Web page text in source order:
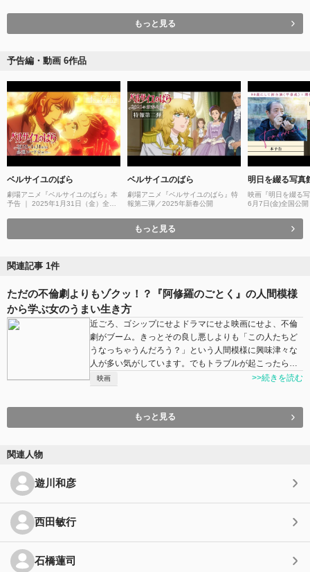
もっと見る
予告編・動画 6作品
ベルサイユのばら
劇場アニメ『ベルサイユのばら』本
予告 ｜ 2025年1月31日（金）全国
ベルサイユのばら
劇場アニメ『ベルサイユのばら』特
報第二弾／2025年新春公開
明日を綴る写真
映画『明日を綴る
6月7日(金)全国公開
もっと見る
関連記事 1件
ただの不倫劇よりもゾクッ！？『阿修羅のごとく』の人間模様
から学ぶ女のうまい生き方
近ごろ、ゴシップにせよドラマにせよ映画にせよ、不倫
劇がブーム。きっとその良し悪しよりも「この人たちど
うなっちゃうんだろう？」という人間模様に興味津々な
人が多い気がしています。でもトラブルが起こったら…
映画 >>続きを読む
もっと見る
関連人物
遊川和彦
西田敏行
石橋蓮司